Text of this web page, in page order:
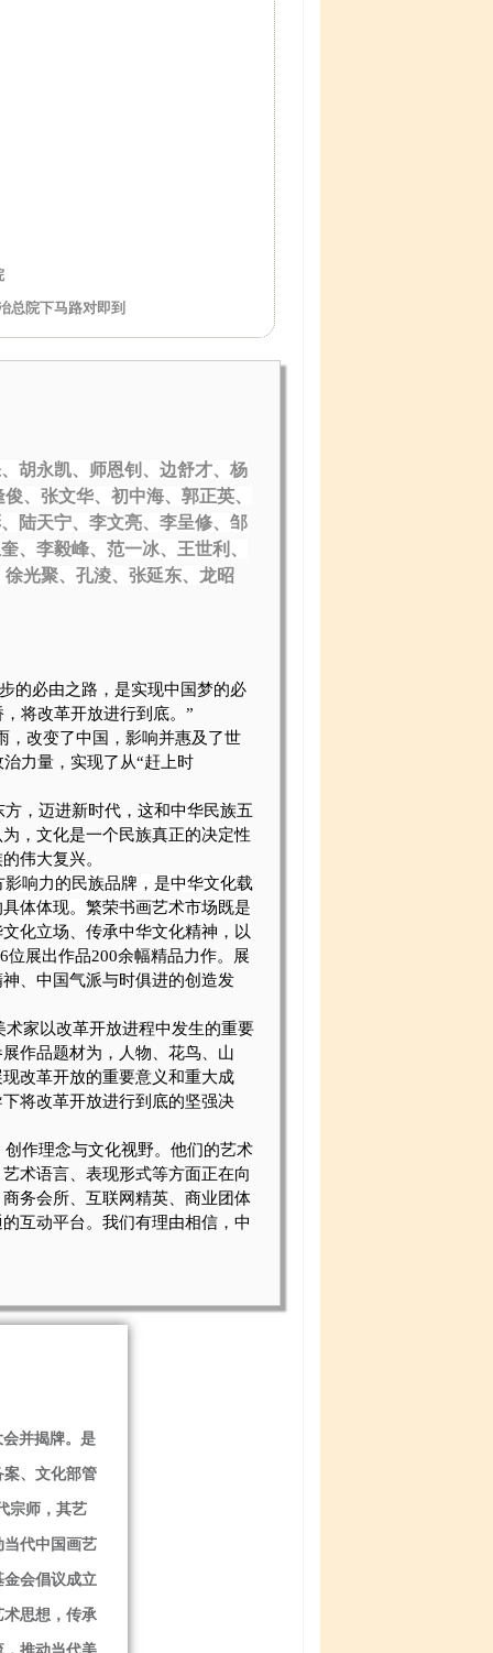
总院下马路对即到
胡永凯、师恩钊、边舒才、杨
、张文华、初中海、郭正英、
陆天宁、李文亮、李呈修、邹
、 李毅峰、 范一冰、 王世利、
徐光聚、 孔淩、张延东、龙昭
的必由之路，是实现中国梦的必
将改革开放进行到底。”
，改变了中国，影响并惠及了世
力量，实现了从“赶上时
，迈进新时代，这和中华民族五
，文化是一个民族真正的决定性
伟大复兴。
响力的民族品牌，是中华文化载
体体现。繁荣书画艺术市场既是
化立场、传承中华文化精神，以
位展出作品200余幅精品力作。展
、中国气派与时俱进的创造发
家以改革开放进程中发生的重要
作品题材为，人物、花鸟、山
改革开放的重要意义和重大成
将改革开放进行到底的坚强决
作理念与文化视野。他们的艺术
术语言、表现形式等方面正在向
务会所、互联网精英、商业团体
互动平台。我们有理由相信，中
、文化部管
宗师，其艺
代中国画艺
会倡议成立
思想，传承